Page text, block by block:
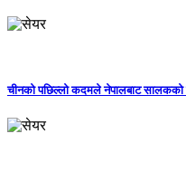
चीनको पछिल्लो कदमले नेपालबाट